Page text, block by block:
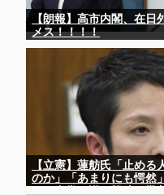
【朗報】高市内閣、在日
メス！！！！
【立憲】蓮舫氏「止める
のか」「あまりにも愕